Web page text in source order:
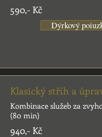
590,- Kč
Dýrkový
Klasický střih a
Kombinace služeb za
(80 min)
940,- Kč